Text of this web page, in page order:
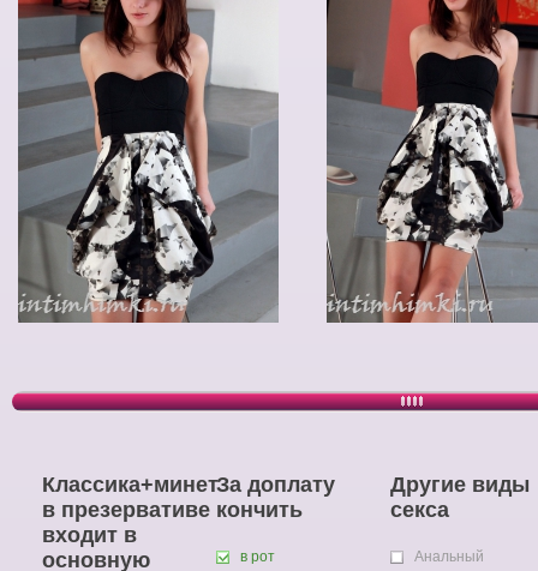
Классика+минет
в презервативе
входит в
основную
За доплату
кончить
в рот
Другие виды
секса
Анальный